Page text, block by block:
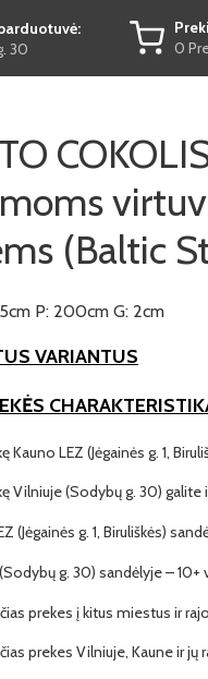
30
0
(Baltic
P: 200cm G: 2cm
VARIANTUS
Kauno LEZ (Jėgainės g. 1,
Vilniuje (Sodybų g. 30) galite
(Jėgainės g. 1, Biruliškės)
g. 30) sandėlyje – 10+
prekes į kitus miestus ir
prekes Vilniuje, Kaune ir